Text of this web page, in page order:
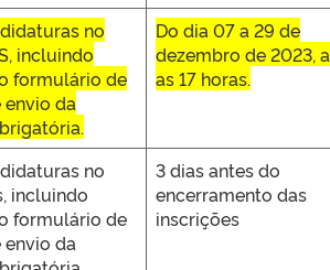
no
incluindo
formulário de
da
Do dia 07 a 29 de
dezembro de 2023,
as 17 horas.
no
incluindo
formulário de
da
3 dias antes do
encerramento das
inscrições